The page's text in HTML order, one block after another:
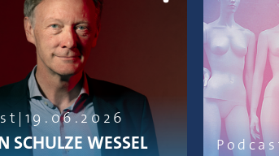
19.06.2026
SCHULZE WESSEL